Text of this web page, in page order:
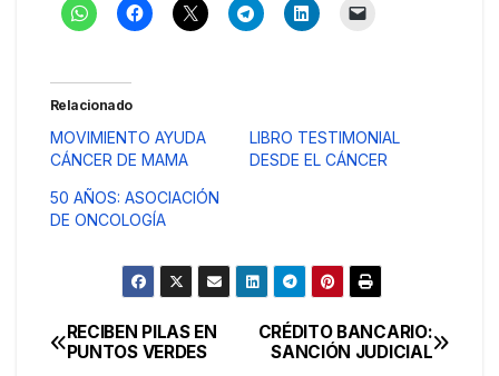
Relacionado
MOVIMIENTO AYUDA
CÁNCER DE MAMA
LIBRO TESTIMONIAL
DESDE EL CÁNCER
50 AÑOS: ASOCIACIÓN
DE ONCOLOGÍA
Navegación
CRÉDITO BANCARIO:
SANCIÓN JUDICIAL
RECIBEN PILAS EN
PUNTOS VERDES